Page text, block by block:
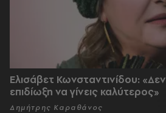
Ελισάβετ Κωνσταντινίδου:
επιδίωξη να γίνεις καλύτερος»
Δημήτρης Καραθάνος